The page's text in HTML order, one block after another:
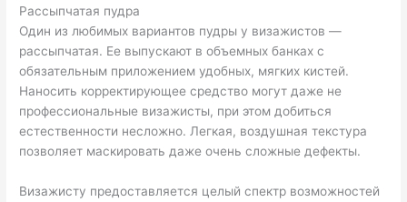
Рассыпчатая пудра
Один из любимых вариантов пудры у визажистов —
рассыпчатая. Ее выпускают в объемных банках с
обязательным приложением удобных, мягких кистей.
Наносить корректирующее средство могут даже не
профессиональные визажисты, при этом добиться
естественности несложно. Легкая, воздушная текстура
позволяет маскировать даже очень сложные дефекты.
Визажисту предоставляется целый спектр возможностей